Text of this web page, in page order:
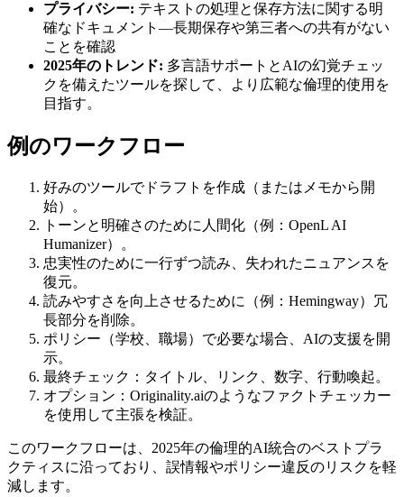
プライバシー: テキストの処理と保存方法に関する明
確なドキュメント—長期保存や第三者への共有がない
ことを確認
2025年のトレンド: 多言語サポートとAIの幻覚チェッ
クを備えたツールを探して、より広範な倫理的使用を
目指す。
例のワークフロー
好みのツールでドラフトを作成（またはメモから開
始）。
トーンと明確さのために人間化（例：OpenL AI
Humanizer）。
忠実性のために一行ずつ読み、失われたニュアンスを
復元。
読みやすさを向上させるために（例：Hemingway）冗
長部分を削除。
ポリシー（学校、職場）で必要な場合、AIの支援を開
示。
最終チェック：タイトル、リンク、数字、行動喚起。
オプション：Originality.aiのようなファクトチェッカー
を使用して主張を検証。
このワークフローは、2025年の倫理的AI統合のベストプラ
クティスに沿っており、誤情報やポリシー違反のリスクを軽
減します。